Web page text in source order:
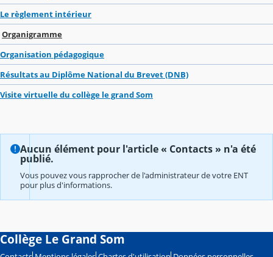
Le règlement intérieur
Organigramme
Organisation pédagogique
Résultats au Diplôme National du Brevet (DNB)
Visite virtuelle du collège le grand Som
Aucun élément pour l'article « Contacts » n'a été
publié.
Vous pouvez vous rapprocher de l'administrateur de votre ENT
pour plus d'informations.
Collège Le Grand Som